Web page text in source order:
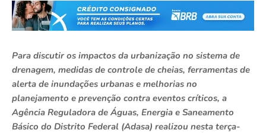
Para discutir os impactos da urbanização no sistema de
drenagem, medidas de controle de cheias, ferramentas de
alerta de inundações urbanas e melhorias no
planejamento e prevenção contra eventos críticos, a
Agência Reguladora de Águas, Energia e Saneamento
Básico do Distrito Federal (Adasa) realizou nesta terça-